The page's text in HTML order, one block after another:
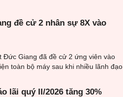
đề cử 2 nhân sự 8X vào
Đức Giang đã đề cử 2 ứng viên vào
toàn bộ máy sau khi nhiều lãnh đạo
lãi quý II/2026 tăng 30%